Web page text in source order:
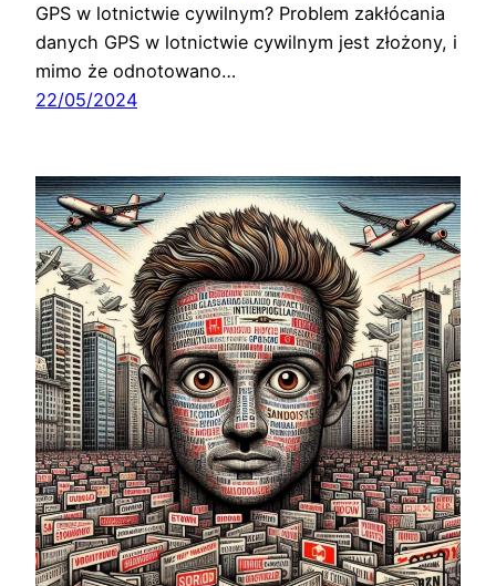
GPS w lotnictwie cywilnym? Problem zakłócania
danych GPS w lotnictwie cywilnym jest złożony, i
mimo że odnotowano…
22/05/2024